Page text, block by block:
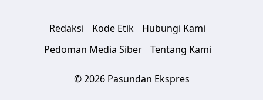
Redaksi Kode Etik
Hubungi Kami
Pedoman Media Siber
Tentang Kami
© 2026 Pasundan Ekspres